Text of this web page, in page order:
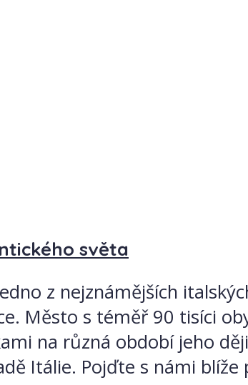
světa
z nejznámějších
Město s téměř 90 tisíci
na různá období jeho
Itálie. Pojďte s námi blíže